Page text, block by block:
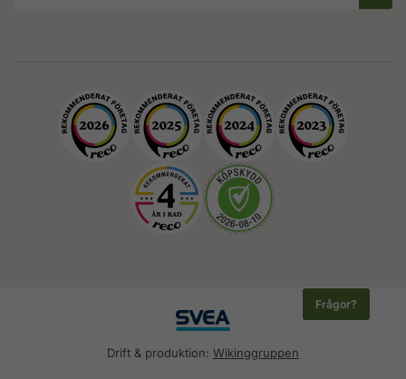
Drift & produktion: Wikinggruppen
Frågor?